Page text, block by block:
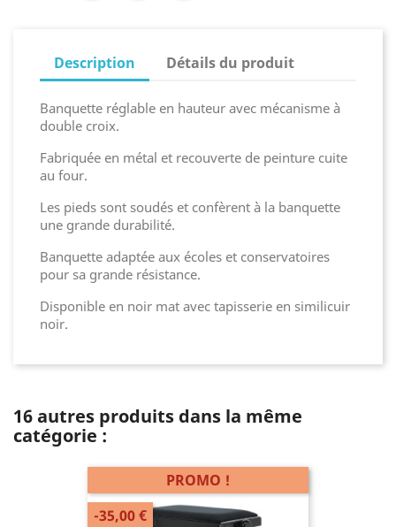
Description Détails du produit
Banquette réglable en hauteur avec mécanisme à
double croix.
Fabriquée en métal et recouverte de peinture cuite
au four.
Les pieds sont soudés et confèrent à la banquette
une grande durabilité.
Banquette adaptée aux écoles et conservatoires
pour sa grande résistance.
Disponible en noir mat avec tapisserie en similicuir
noir.
16 autres produits dans la même
catégorie :
PROMO !
-35,00 €